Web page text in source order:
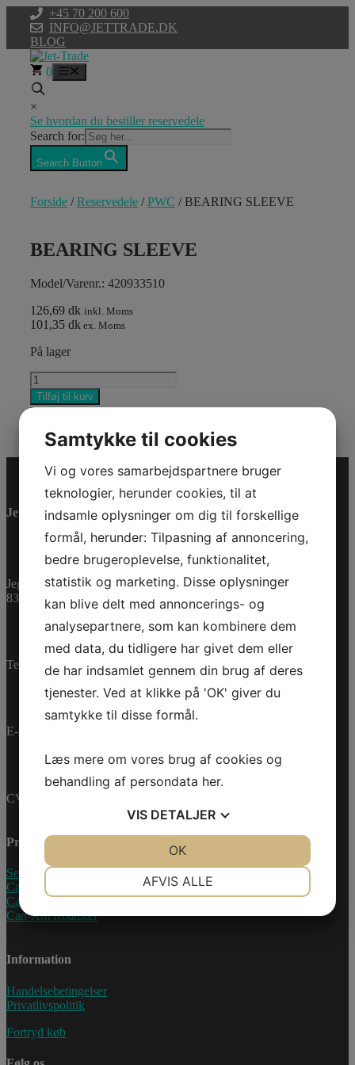
indhold
+45 70 200 600
INFO@JETTRADE.DK
BLOG
0
×
Se hvordan du bestiller reservedele
Search for:
Search Button
Forside /Reservedele /PWC / BEARING SLEEVE
BEARING SLEEVE
Model/Varenr.: 420933510
126,69 dk inkl. Moms
101,35 dk ex. Moms
På lager
BEARING
SLEEVE
antal
Tilføj til kurv
Varenummer (SKU):420933510 Kategorier:PWC,
Jet-Trade Powersport
Jegstrupvej 280
8361 Hasselager
Telefon:+45 70 200 600
E-mail:
CVR-nummer: 27233678
Produkter
Sea-Doo Vandscooter
Can-Am ATV
Can-Am UTV
Can-Am Roadster
Information
Handelsebetingelser
Privatlivspolitik
Fortryd køb
Samtykke til cookies
Vi og vores samarbejdspartnere bruger
teknologier, herunder cookies, til at
indsamle oplysninger om dig til forskellige
formål, herunder: Tilpasning af annoncering,
bedre brugeroplevelse, funktionalitet,
statistik og marketing. Disse oplysninger
kan blive delt med annoncerings- og
analysepartnere, som kan kombinere dem
med data, du tidligere har givet dem eller
de har indsamlet gennem din brug af deres
tjenester. Ved at klikke på 'OK' giver du
samtykke til disse formål.
Læs mere om vores brug af cookies og
behandling af persondata her.
VIS DETALJER
AFVIS ALLE
OK